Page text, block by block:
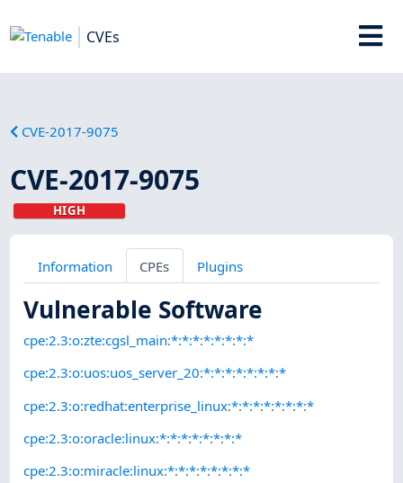
CVEs
CVE-2017-9075
CVE-2017-9075
HIGH
Information CPEs Plugins
Vulnerable Software
cpe:2.3:o:zte:cgsl_main:*:*:*:*:*:*:*:*
cpe:2.3:o:uos:uos_server_20:*:*:*:*:*:*:*:*
cpe:2.3:o:redhat:enterprise_linux:*:*:*:*:*:*:*:*
cpe:2.3:o:oracle:linux:*:*:*:*:*:*:*:*
cpe:2.3:o:miracle:linux:*:*:*:*:*:*:*:*